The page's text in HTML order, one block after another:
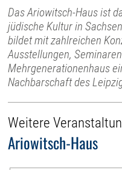
Das Ariowitsch-Haus ist
jüdische Kultur in
bildet mit zahlreichen
Ausstellungen,
Mehrgenerationenhaus
Nachbarschaft des
Weitere
Ariowitsch-Haus